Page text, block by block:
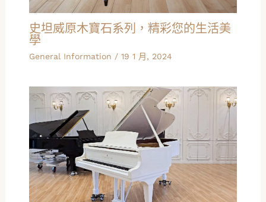
史坦威原木寶石系列，精彩您的生活美
學
General Information / 19 1 月, 2024